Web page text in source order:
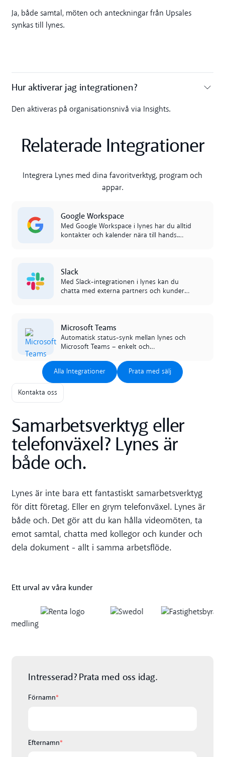
Toggle accordion
Ja, både samtal, möten och anteckningar från Upsales
synkas till lynes.
Toggle accordion
Hur aktiverar jag integrationen?
Den aktiveras på organisationsnivå via Insights.
Relaterade Integrationer
Integrera Lynes med dina favoritverktyg, program och
appar.
Google Workspace
Med Google Workspace i lynes har du alltid
kontakter och kalender nära till hands.
Slack
Med Slack-integrationen i lynes kan du
chatta med externa partners och kunder
Microsoft Teams
Automatisk status-synk mellan lynes och
Microsoft Teams – enkelt och
Alla Integrationer
Alla Integrationer
Prata med sälj
Prata med sälj
Kontakta oss
Samarbetsverktyg eller
telefonväxel? Lynes är
både och.
Lynes är inte bara ett fantastiskt samarbetsverktyg
för ditt företag. Eller en grym telefonväxel. Lynes är
både och. Det gör att du kan hålla videomöten, ta
emot samtal, chatta med kollegor och kunder och
dela dokument - allt i samma arbetsflöde.
Ett urval av våra kunder
Intresserad? Prata med oss idag.
Förnamn*
Efternamn*